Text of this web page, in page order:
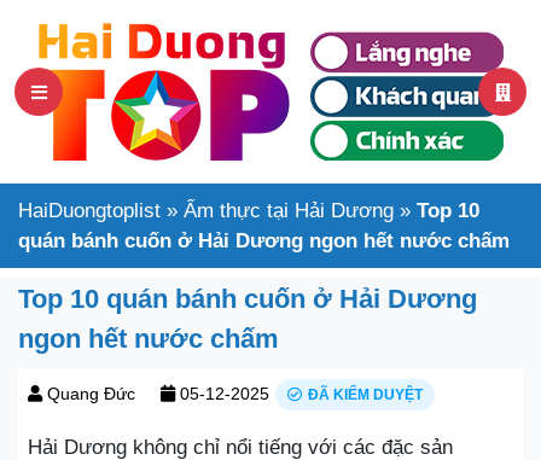
HaiDuongtoplist » Ẩm thực tại Hải Dương » Top 10
quán bánh cuốn ở Hải Dương ngon hết nước chấm
Top 10 quán bánh cuốn ở Hải Dương
ngon hết nước chấm
Quang Đức 05-12-2025 ĐÃ KIỂM DUYỆT
Hải Dương không chỉ nổi tiếng với các đặc sản